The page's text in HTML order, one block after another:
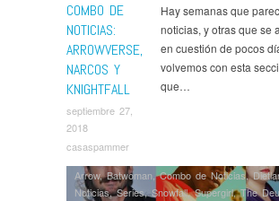
COMBO DE
NOTICIAS:
ARROWVERSE,
NARCOS Y
KNIGHTFALL
septiembre 27,
2018
casaspammer
Hay semanas que
noticias, y otras que se
en cuestión de pocos
volvemos con esta
que…
Arrow,Batwoman,Combo de Noticias,
Noticias,Series,Snowfall,Supergirl,The